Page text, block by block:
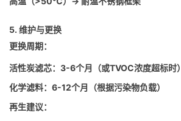
5. 维护与更换
更换周期：
活性炭滤芯：3-6个月（或TVOC浓度超标时）
化学滤料：6-12个月（根据污染物负载）
再生建议：